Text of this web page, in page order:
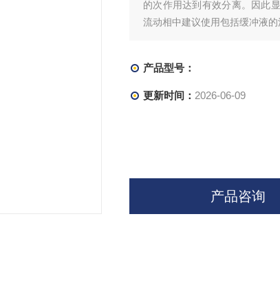
的次作用达到有效分离。因此
流动相中建议使用包括缓冲液的
产品型号：
更新时间： 2026-06-09
产品咨询